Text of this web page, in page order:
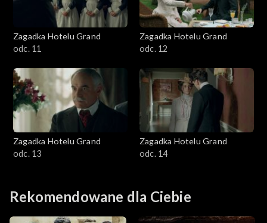
Zagadka Hotelu Grand
odc. 11
Zagadka Hotelu Grand
odc. 12
Zagadka Hotelu Grand
odc. 13
Zagadka Hotelu Grand
odc. 14
Rekomendowane dla Ciebie